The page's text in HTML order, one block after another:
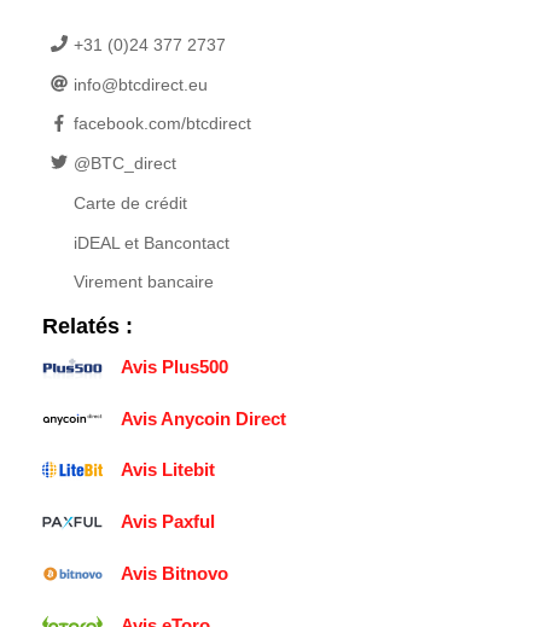
+31 (0)24 377 2737
info@btcdirect.eu
facebook.com/btcdirect
@BTC_direct
Carte de crédit
iDEAL et Bancontact
Virement bancaire
Relatés :
Avis Plus500
Avis Anycoin Direct
Avis Litebit
Avis Paxful
Avis Bitnovo